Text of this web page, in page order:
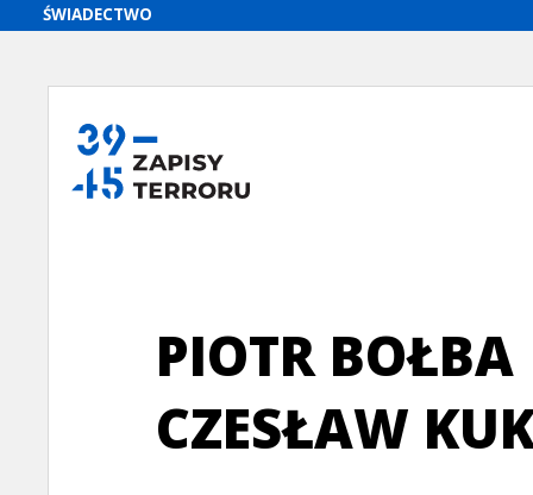
PIOTR BOŁBA
CZESŁAW